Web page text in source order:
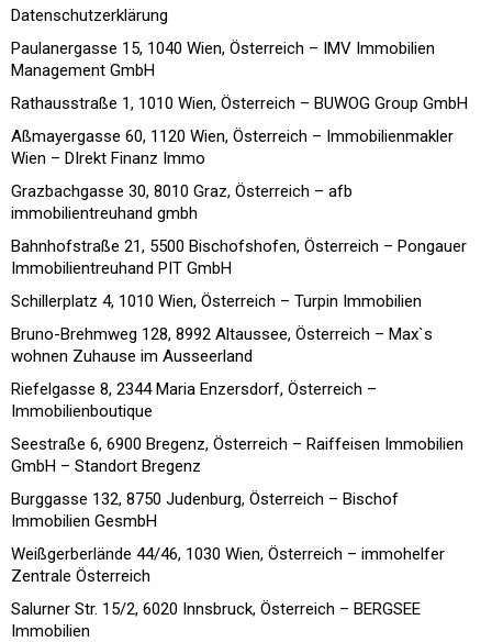
Datenschutzerklärung
Paulanergasse 15, 1040 Wien, Österreich – IMV Immobilien
Management GmbH
Rathausstraße 1, 1010 Wien, Österreich – BUWOG Group GmbH
Aßmayergasse 60, 1120 Wien, Österreich – Immobilienmakler
Wien – DIrekt Finanz Immo
Grazbachgasse 30, 8010 Graz, Österreich – afb
immobilientreuhand gmbh
Bahnhofstraße 21, 5500 Bischofshofen, Österreich – Pongauer
Immobilientreuhand PIT GmbH
Schillerplatz 4, 1010 Wien, Österreich – Turpin Immobilien
Bruno-Brehmweg 128, 8992 Altaussee, Österreich – Max`s
wohnen Zuhause im Ausseerland
Riefelgasse 8, 2344 Maria Enzersdorf, Österreich –
Immobilienboutique
Seestraße 6, 6900 Bregenz, Österreich – Raiffeisen Immobilien
GmbH – Standort Bregenz
Burggasse 132, 8750 Judenburg, Österreich – Bischof
Immobilien GesmbH
Weißgerberlände 44/46, 1030 Wien, Österreich – immohelfer
Zentrale Österreich
Salurner Str. 15/2, 6020 Innsbruck, Österreich – BERGSEE
Immobilien